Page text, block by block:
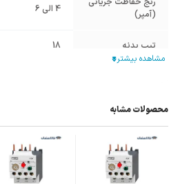
(آمپر)
4 الی 6
تیپ بدنه 18
2.2KW
توان الکتروموتور
های تک فاز
0.75KW
محصولات مشابه